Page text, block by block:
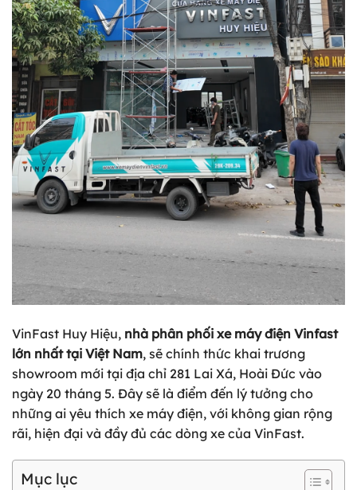
VinFast Huy Hiệu, nhà phân phối xe máy điện Vinfast
lớn nhất tại Việt Nam, sẽ chính thức khai trương
showroom mới tại địa chỉ 281 Lai Xá, Hoài Đức vào
ngày 20 tháng 5. Đây sẽ là điểm đến lý tưởng cho
những ai yêu thích xe máy điện, với không gian rộng
rãi, hiện đại và đầy đủ các dòng xe của VinFast.
Mục lục